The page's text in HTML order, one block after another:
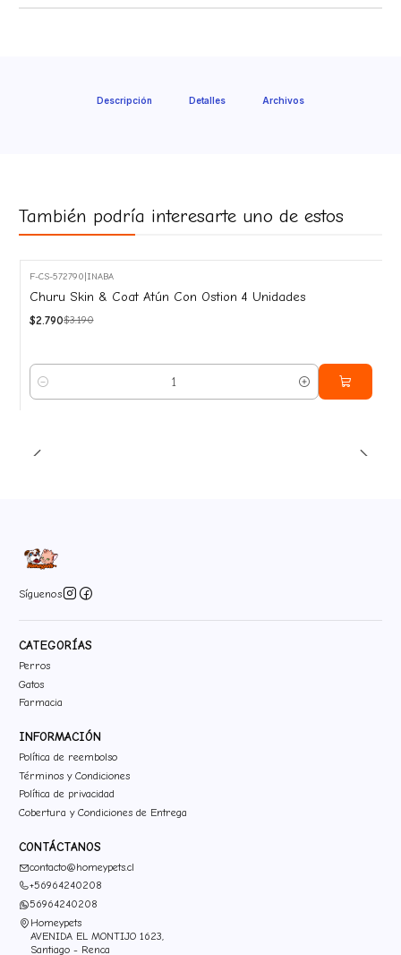
Descripción Detalles Archivos
También podría interesarte uno de estos
-13%
OFF
F-CS-572790 INABA
Churu Skin & Coat Atún Con Ostion 4 Unidades
$2.790$3.190
Cantidad
Síguenos
CATEGORÍAS
Perros
Gatos
Farmacia
INFORMACIÓN
Política de reembolso
Términos y Condiciones
Política de privacidad
Cobertura y Condiciones de Entrega
CONTÁCTANOS
contacto@homeypets.cl
+56964240208
56964240208
Homeypets
AVENIDA EL MONTIJO 1623,
Santiago - Renca